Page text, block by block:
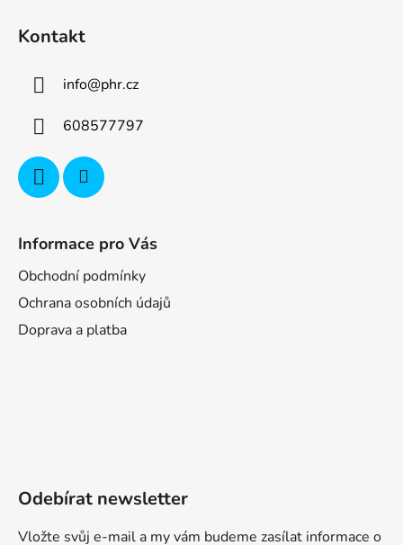
Kontakt
info@phr.cz
608577797
Informace pro Vás
Obchodní podmínky
Ochrana osobních údajů
Doprava a platba
Odebírat newsletter
Vložte svůj e-mail a my vám budeme zasílat informace o